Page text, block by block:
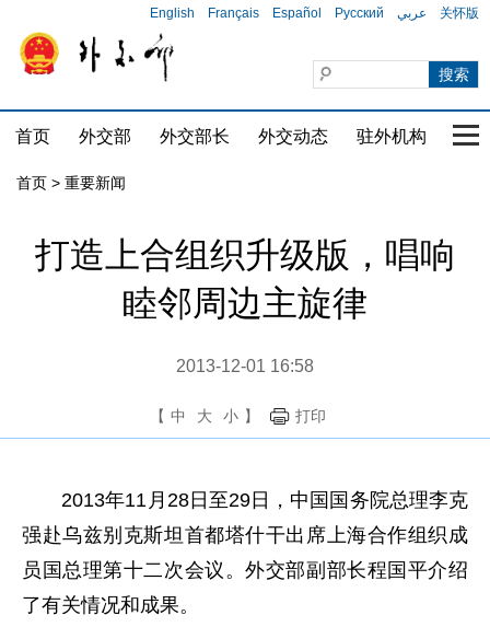
English Français Español Русский عربي 关怀版
首页 外交部 外交部长 外交动态 驻外机构 国
首页 > 重要新闻
打造上合组织升级版，唱响
睦邻周边主旋律
2013-12-01 16:58
【 中 大 小 】 打印
2013年11月28日至29日，中国国务院总理李克
强赴乌兹别克斯坦首都塔什干出席上海合作组织成
员国总理第十二次会议。外交部副部长程国平介绍
了有关情况和成果。